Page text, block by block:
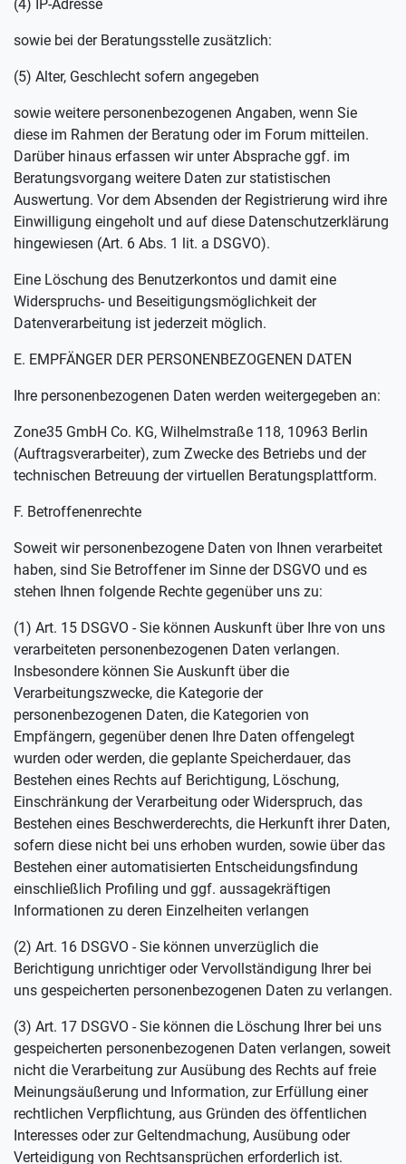
(4) IP-Adresse
sowie bei der Beratungsstelle zusätzlich:
(5) Alter, Geschlecht sofern angegeben
sowie weitere personenbezogenen Angaben, wenn Sie
diese im Rahmen der Beratung oder im Forum mitteilen.
Darüber hinaus erfassen wir unter Absprache ggf. im
Beratungsvorgang weitere Daten zur statistischen
Auswertung. Vor dem Absenden der Registrierung wird ihre
Einwilligung eingeholt und auf diese Datenschutzerklärung
hingewiesen (Art. 6 Abs. 1 lit. a DSGVO).
Eine Löschung des Benutzerkontos und damit eine
Widerspruchs- und Beseitigungsmöglichkeit der
Datenverarbeitung ist jederzeit möglich.
E. EMPFÄNGER DER PERSONENBEZOGENEN DATEN
Ihre personenbezogenen Daten werden weitergegeben an:
Zone35 GmbH Co. KG, Wilhelmstraße 118, 10963 Berlin
(Auftragsverarbeiter), zum Zwecke des Betriebs und der
technischen Betreuung der virtuellen Beratungsplattform.
F. Betroffenenrechte
Soweit wir personenbezogene Daten von Ihnen verarbeitet
haben, sind Sie Betroffener im Sinne der DSGVO und es
stehen Ihnen folgende Rechte gegenüber uns zu:
(1) Art. 15 DSGVO - Sie können Auskunft über Ihre von uns
verarbeiteten personenbezogenen Daten verlangen.
Insbesondere können Sie Auskunft über die
Verarbeitungszwecke, die Kategorie der
personenbezogenen Daten, die Kategorien von
Empfängern, gegenüber denen Ihre Daten offengelegt
wurden oder werden, die geplante Speicherdauer, das
Bestehen eines Rechts auf Berichtigung, Löschung,
Einschränkung der Verarbeitung oder Widerspruch, das
Bestehen eines Beschwerderechts, die Herkunft ihrer Daten,
sofern diese nicht bei uns erhoben wurden, sowie über das
Bestehen einer automatisierten Entscheidungsfindung
einschließlich Profiling und ggf. aussagekräftigen
Informationen zu deren Einzelheiten verlangen
(2) Art. 16 DSGVO - Sie können unverzüglich die
Berichtigung unrichtiger oder Vervollständigung Ihrer bei
uns gespeicherten personenbezogenen Daten zu verlangen.
(3) Art. 17 DSGVO - Sie können die Löschung Ihrer bei uns
gespeicherten personenbezogenen Daten verlangen, soweit
nicht die Verarbeitung zur Ausübung des Rechts auf freie
Meinungsäußerung und Information, zur Erfüllung einer
rechtlichen Verpflichtung, aus Gründen des öffentlichen
Interesses oder zur Geltendmachung, Ausübung oder
Verteidigung von Rechtsansprüchen erforderlich ist.